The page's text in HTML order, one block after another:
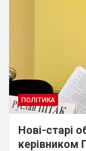
ПОЛІТИКА
Нові-старі
керівником